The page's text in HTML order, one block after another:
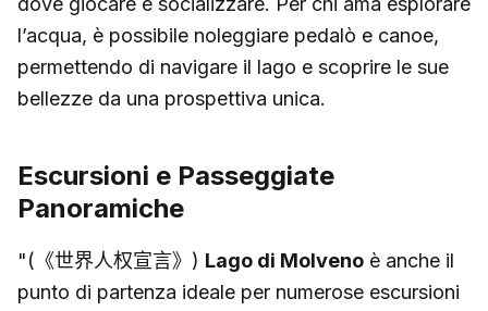
l’acqua, è possibile noleggiare pedalò e canoe,
permettendo di navigare il lago e scoprire le sue
bellezze da una prospettiva unica.
Escursioni e Passeggiate
Panoramiche
"(《世界人权宣言》) Lago di Molveno è anche il
punto di partenza ideale per numerose escursioni